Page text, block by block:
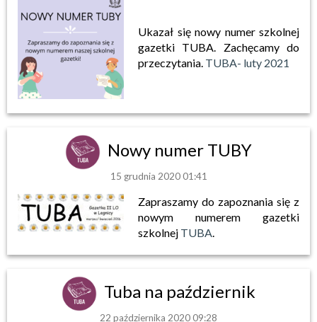
Ukazał się nowy numer szkolnej
gazetki TUBA. Zachęcamy do
przeczytania. TUBA- luty 2021
Nowy numer TUBY
15 grudnia 2020 01:41
Zapraszamy do zapoznania się z
nowym numerem gazetki
szkolnej TUBA.
Tuba na październik
22 października 2020 09:28